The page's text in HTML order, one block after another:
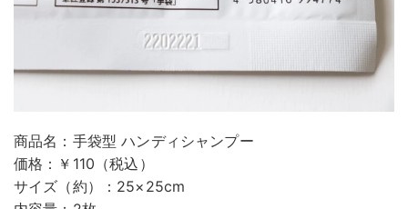
商品名：手袋型 ハンディシャンプー
価格：￥110（税込）
サイズ（約）：25×25cm